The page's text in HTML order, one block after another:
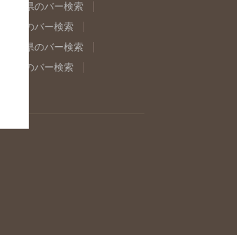
岐阜県のバー検索
奈良県のバー検索
島根県のバー検索
佐賀県のバー検索